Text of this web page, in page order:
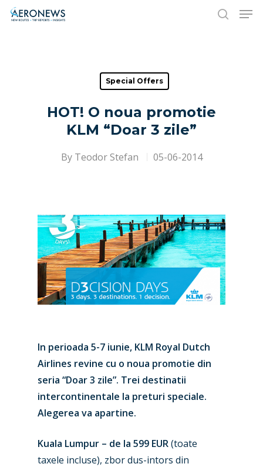
Hit enter to search or ESC to close
Special Offers
HOT! O noua promotie
KLM “Doar 3 zile”
By Teodor Stefan 05-06-2014
In perioada 5-7 iunie, KLM Royal Dutch
Airlines revine cu o noua promotie din
seria “Doar 3 zile”. Trei destinatii
intercontinentale la preturi speciale.
Alegerea va apartine.
Kuala Lumpur – de la 599 EUR(toate
taxele incluse), zbor dus-intors din